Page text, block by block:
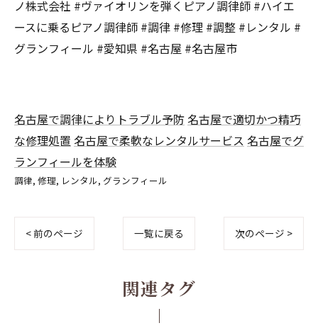
ノ株式会社 #ヴァイオリンを弾くピアノ調律師 #ハイエ
ースに乗るピアノ調律師 #調律 #修理 #調整 #レンタル #
グランフィール #愛知県 #名古屋 #名古屋市
名古屋で調律によりトラブル予防 名古屋で適切かつ精巧
な修理処置 名古屋で柔軟なレンタルサービス 名古屋でグ
ランフィールを体験
調律 修理 レンタル グランフィール
< 前のページ 一覧に戻る 次のページ >
関連タグ